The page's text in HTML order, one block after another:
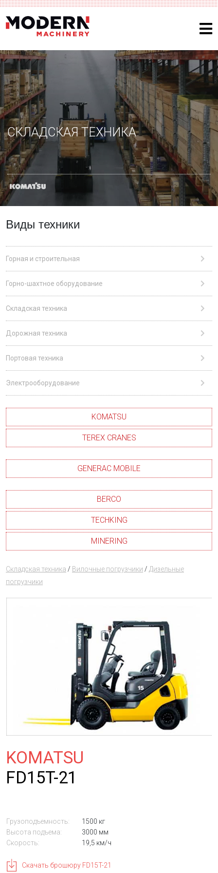
СКЛАДСКАЯ ТЕХНИКА
Виды техники
Горная и строительная
Горно-шахтное оборудование
Складская техника
Дорожная техника
Портовая техника
Электрооборудование
KOMATSU
TEREX CRANES
GENERAC MOBILE
BERCO
TECHKING
MINERING
Складская техника / Вилочные погрузчики / Дизельные
погрузчики
KOMATSU
FD15T-21
Грузоподъемность:
1500 кг
Высота подъема:
3000 мм
Скорость:
19,5 км/ч
Скачать брошюру FD15T-21